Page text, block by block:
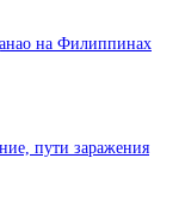
на Филиппинах
пути заражения